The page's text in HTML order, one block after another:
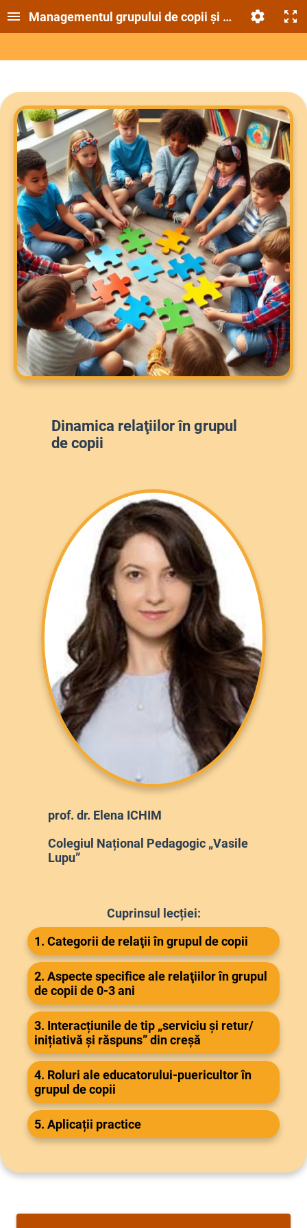
Managementul grupului de copii și al relațiilor cu
Dinamica relaţiilor în grupul
de copii
prof. dr. Elena ICHIM
Colegiul Național Pedagogic „Vasile
Lupu”
Cuprinsul lecției:
1. Categorii de relaţii în grupul de copii
2. Aspecte specifice ale relaţiilor în grupul
de copii de 0-3 ani
3. Interacțiunile de tip „serviciu și retur/
inițiativă și răspuns” din creșă
4. Roluri ale educatorului-puericultor în
grupul de copii
5. Aplicații practice